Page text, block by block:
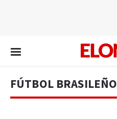
FÚTBOL BRASILEÑO